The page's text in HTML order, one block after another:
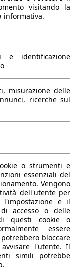
l
visitando la
informativa.
e identificazione
misurazione delle
ricerche sul
o strumenti e
essenziali del
Vengono
dell'utente per
l'impostazione e il
accesso o delle
questi cookie o
essere
bloccare
l'utente. Il
simili potrebbe